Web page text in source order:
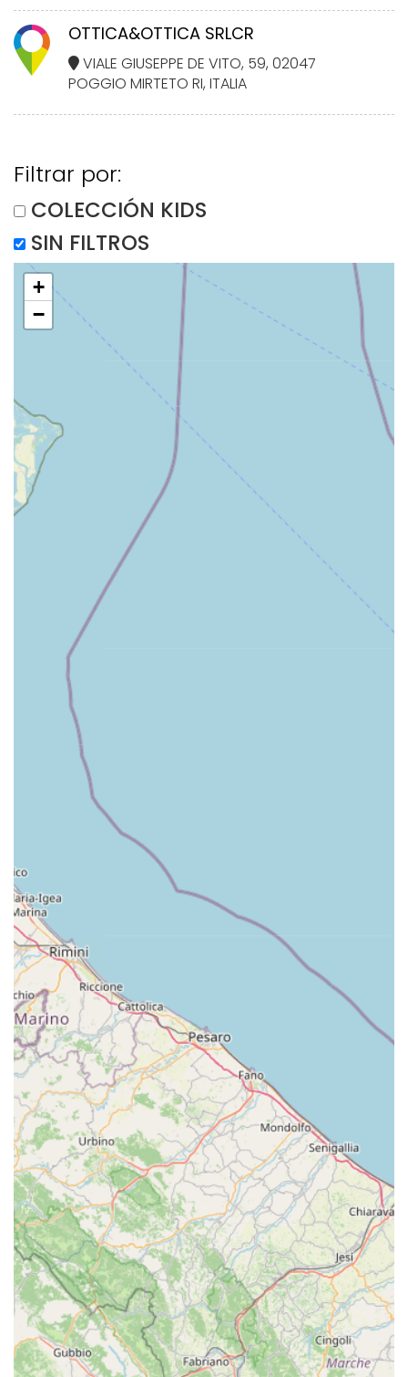
OTTICA&OTTICA SRLCR
VIALE GIUSEPPE DE VITO, 59, 02047
POGGIO MIRTETO RI, ITALIA
Filtrar por:
COLECCIÓN KIDS
SIN FILTROS
+
−